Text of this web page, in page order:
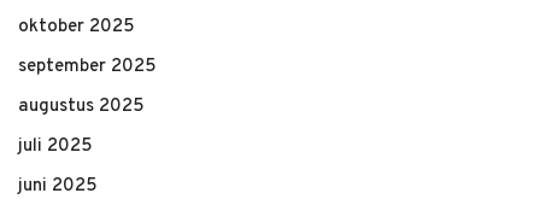
oktober 2025
september 2025
augustus 2025
juli 2025
juni 2025